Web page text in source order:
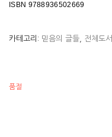
ISBN 9788936502669
카테고리: 믿음의 글들 전체도서
품절